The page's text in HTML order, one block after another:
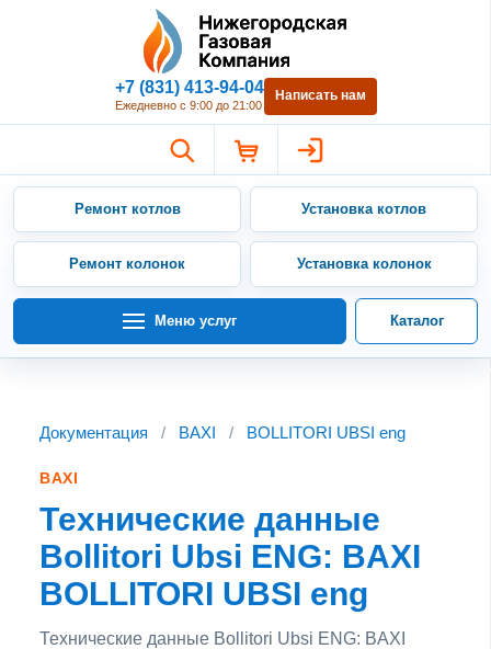
Нижегородская Газовая
+7 (831) 413-94-04
Ежедневно с 9:00 до 21:00
Написать нам
Ремонт котлов Установка котлов
Ремонт колонок Установка колонок
Меню услуг Каталог
Документация / BAXI / BOLLITORI UBSI eng
BAXI
Технические данные
Bollitori Ubsi ENG: BAXI
BOLLITORI UBSI eng
Технические данные Bollitori Ubsi ENG: BAXI